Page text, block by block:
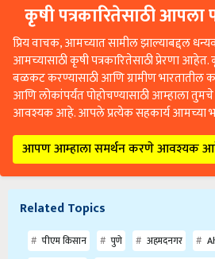
कृषी पत्रकारितेसाठी आपला
प्रिय वाचक, आमच्यात सामील झाल्याबद्दल
आमच्यासाठी कृषी पत्रकारितेसाठी प्रेरणा
बळकट करण्यासाठी आणि ग्रामीण
आणि लोकांपर्यंत पोहोचण्यासाठी आम्हाला
आवश्यक आहे. आपले प्रत्येक सहकार्य आमच्या
आपण आम्हाला समर्थन करणे आवश्यक
Related Topics
पीएम किसान पुणे अहमदनगर